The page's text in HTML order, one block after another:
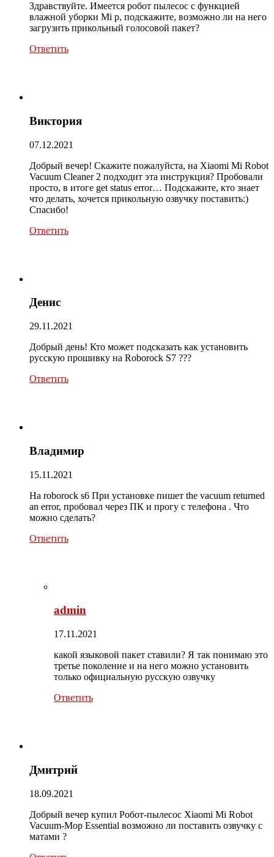
Здравствуйте. Имеется робот пылесос с функцией
влажной уборки Mi p, подскажите, возможно ли на него
загрузить прикольный голосовой пакет?
Ответить
Виктория
07.12.2021
Добрый вечер! Скажите пожалуйста, на Xiaomi Mi Robot
Vacuum Cleaner 2 подходит эта инструкция? Пробовали
просто, в итоге get status error… Подскажите, кто знает
что делать, хочется прикольную озвучку поставить:)
Спасибо!
Ответить
Денис
29.11.2021
Добрый день! Кто может подсказать как установить
русскую прошивку на Roborock S7 ???
Ответить
Владимир
15.11.2021
На roborock s6 При установке пишет the vacuum returned
an error, пробовал через ПК и прогу с телефона . Что
можно сделать?
Ответить
admin
17.11.2021
какой языковой пакет ставили? Я так понимаю это
третье поколение и на него можно установить
только официальную русскую озвучку
Ответить
Дмитрий
18.09.2021
Добрый вечер купил Робот-пылесос Xiaomi Mi Robot
Vacuum-Mop Essential возможно ли поставить озвучку с
матами ?